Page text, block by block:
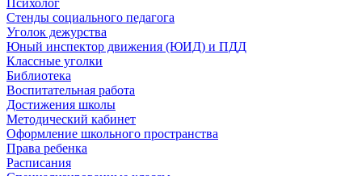
Психолог
Стенды социального педагога
Уголок дежурства
Юный инспектор движения (ЮИД) и ПДД
Классные уголки
Библиотека
Воспитательная работа
Достижения школы
Методический кабинет
Оформление школьного пространства
Права ребенка
Расписания